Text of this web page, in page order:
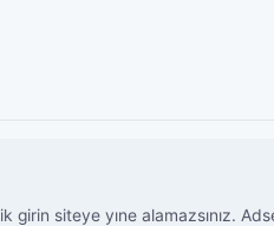
girin siteye yıne alamazsınız.